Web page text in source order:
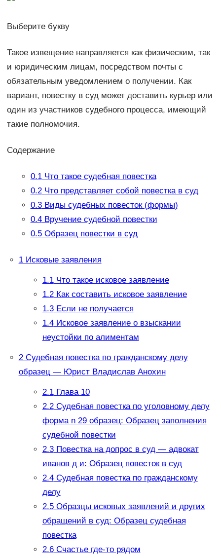
Выберите букву
Такое извещение направляется как физическим, так
и юридическим лицам, посредством почты с
обязательным уведомлением о получении. Как
вариант, повестку в суд может доставить курьер или
один из участников судебного процесса, имеющий
такие полномочия.
Содержание
0.1Что такое судебная повестка
0.2Что представляет собой повестка в суд
0.3Виды судебных повесток (формы)
0.4Вручение судебной повестки
0.5Образец повестки в суд
1Исковые заявления
1.1Что такое исковое заявление
1.2Как составить исковое заявление
1.3Если не получается
1.4Исковое заявление о взыскании
неустойки по алиментам
2Судебная повестка по гражданскому делу
образец — Юрист Владислав Анохин
2.1Глава 10
2.2Судебная повестка по уголовному делу
форма n 29 образец: Образец заполнения
судебной повестки
2.3Повестка на допрос в суд — адвокат
иванов д и: Образец повесток в суд
2.4Судебная повестка по гражданскому
делу
2.5Образцы исковых заявлений и других
обращений в суд: Образец судебная
повестка
2.6Счастье где-то рядом